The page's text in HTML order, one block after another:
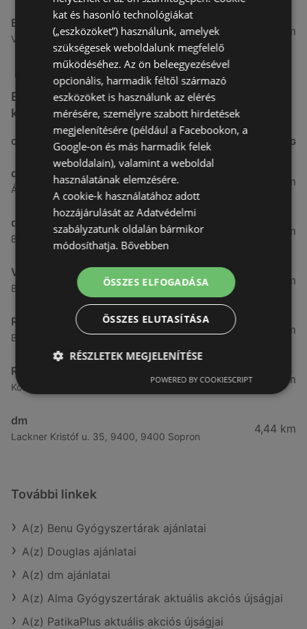
Benu Gyógyszertárak
Vasút Sor 1, 9432 Fertőd
26,99 km
Egyéb Kozmetikumok és Drogéria üzletek a
közelben
CÍM TÁVOLSÁG
dm
Ágfalvi út 4, 9400, 9400 Sopron
3,26 km
dm
Besenyő u. 23, 9400 Sopron
3,28 km
Vianni
Bánfalvi út 14., 9400 Sopron
3,57 km
Rossmann
Bánfalvi út 6-8., 9400 Sopron
3,83 km
Rossmann
Kodály Zoltán tér 16. 16., 9400 Sopron
4,19 km
dm
Lackner Kristóf u. 35, 9400, 9400 Sopron
4,44 km
További linkek
A(z) Benu Gyógyszertárak ajánlatai
A(z) Douglas ajánlatai
A(z) dm ajánlatai
A(z) Alma Gyógyszertárak aktuális akciós újságjai
A(z) PatikaPlus aktuális akciós újságjai
kat és hasonló technológiákat
(„eszközöket”) használunk, amelyek
szükségesek weboldalunk megfelelő
működéséhez. Az ön beleegyezésével
opcionális, harmadik féltől származó
eszközöket is használunk az elérés
mérésére, személyre szabott hirdetések
megjelenítésére (például a Facebookon, a
Google-on és más harmadik felek
weboldalain), valamint a weboldal
használatának elemzésére.
A cookie-k használatához adott
hozzájárulását az Adatvédelmi
szabályzatunk oldalán bármikor
módosíthatja. Bővebben
ÖSSZES ELFOGADÁSA
ÖSSZES ELUTASÍTÁSA
RÉSZLETEK MEGJELENÍTÉSE
POWERED BY COOKIESCRIPT